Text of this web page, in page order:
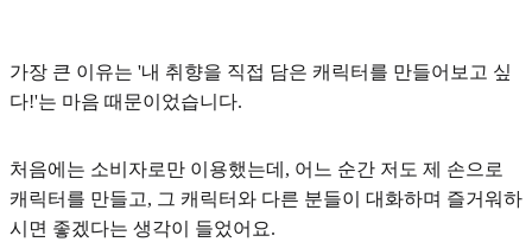
가장 큰 이유는 '내 취향을 직접 담은 캐릭터를 만들어보고 싶
다!'는 마음 때문이었습니다.
처음에는 소비자로만 이용했는데, 어느 순간 저도 제 손으로
캐릭터를 만들고, 그 캐릭터와 다른 분들이 대화하며 즐거워하
시면 좋겠다는 생각이 들었어요.